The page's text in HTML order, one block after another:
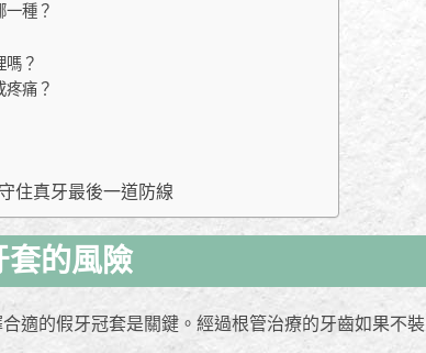
種？
嗎？
痛？
住真牙最後一道防線
套的風險
合適的假牙冠套是關鍵。經過根管治療的牙齒如果不